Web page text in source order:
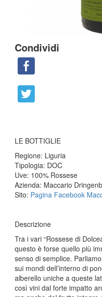
Condividi
LE BOTTIGLIE
Regione: Liguria
Tipologia: DOC
Uve: 100% Rossese
Azienda: Maccario
Sito: Pagina Facebook
Descrizione
Tra i vari “Rossese di
questo è forse quello più
senso di semplice.
sui mondi dell’interno di
alberello uniche a queste
così vini dal forte impatto